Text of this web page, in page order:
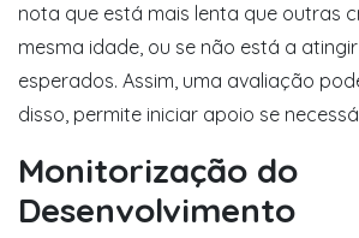
nota que está mais lenta que outras
mesma idade, ou se não está a
esperados. Assim, uma avaliação
disso, permite iniciar apoio se
Monitorização do
Desenvolvimento